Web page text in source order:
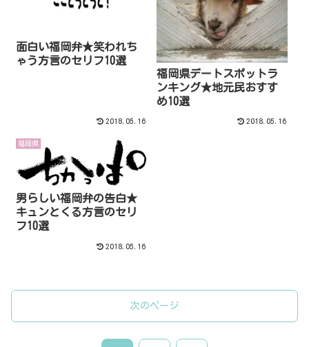
面白い福岡弁★笑われち
ゃう方言のセリフ10選
2018.05.16
福岡県デートスポットラ
ンキング★地元民おすす
め10選
2018.05.16
福岡県
男らしい福岡弁の告白★
キュンとくる方言のセリ
フ10選
2018.05.16
次のページ